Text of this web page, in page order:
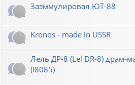
Заэммулировал ЮТ-88
Kronos - made in USSR
Лель ДР-8 (Lel DR-8) драм-
(i8085)